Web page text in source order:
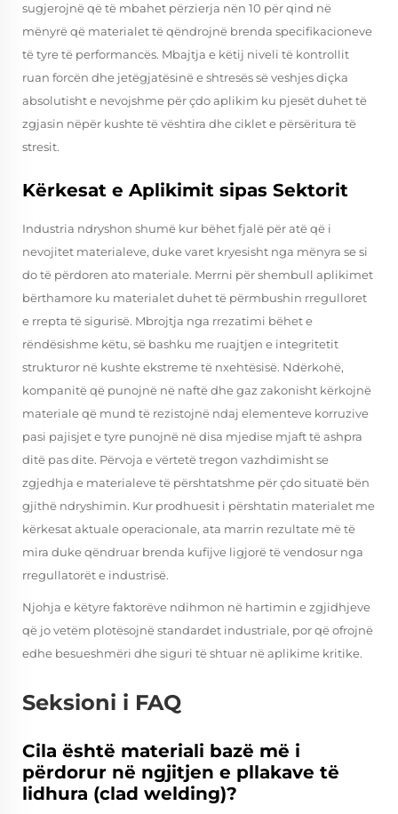
sugjerojnë që të mbahet përzierja nën 10 për qind në
mënyrë që materialet të qëndrojnë brenda specifikacioneve
të tyre të performancës. Mbajtja e këtij niveli të kontrollit
ruan forcën dhe jetëgjatësinë e shtresës së veshjes diçka
absolutisht e nevojshme për çdo aplikim ku pjesët duhet të
zgjasin nëpër kushte të vështira dhe ciklet e përsëritura të
stresit.
Kërkesat e Aplikimit sipas Sektorit
Industria ndryshon shumë kur bëhet fjalë për atë që i
nevojitet materialeve, duke varet kryesisht nga mënyra se si
do të përdoren ato materiale. Merrni për shembull aplikimet
bërthamore ku materialet duhet të përmbushin rregulloret
e rrepta të sigurisë. Mbrojtja nga rrezatimi bëhet e
rëndësishme këtu, së bashku me ruajtjen e integritetit
strukturor në kushte ekstreme të nxehtësisë. Ndërkohë,
kompanitë që punojnë në naftë dhe gaz zakonisht kërkojnë
materiale që mund të rezistojnë ndaj elementeve korruzive
pasi pajisjet e tyre punojnë në disa mjedise mjaft të ashpra
ditë pas dite. Përvoja e vërtetë tregon vazhdimisht se
zgjedhja e materialeve të përshtatshme për çdo situatë bën
gjithë ndryshimin. Kur prodhuesit i përshtatin materialet me
kërkesat aktuale operacionale, ata marrin rezultate më të
mira duke qëndruar brenda kufijve ligjorë të vendosur nga
rregullatorët e industrisë.
Njohja e këtyre faktorëve ndihmon në hartimin e zgjidhjeve
që jo vetëm plotësojnë standardet industriale, por që ofrojnë
edhe besueshmëri dhe siguri të shtuar në aplikime kritike.
Seksioni i FAQ
Cila është materiali bazë më i
përdorur në ngjitjen e pllakave të
lidhura (clad welding)?